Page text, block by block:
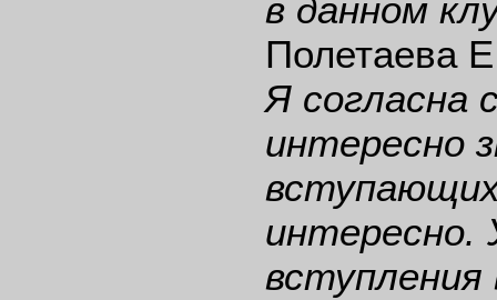
в данном
Полетаева
Я согласна
интересно
интересно.